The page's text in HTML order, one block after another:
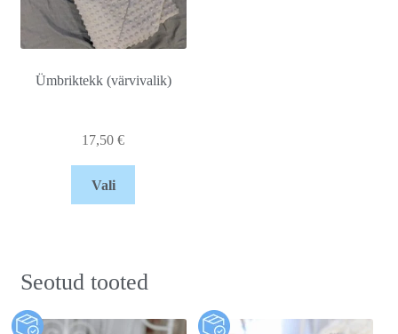
Ümbriktekk (värvivalik)
17,50€
Vali
Seotud tooted